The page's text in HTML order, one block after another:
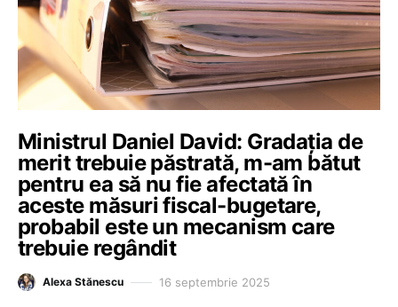
Ministrul Daniel David: Gradația de
merit trebuie păstrată, m-am bătut
pentru ea să nu fie afectată în
aceste măsuri fiscal-bugetare,
probabil este un mecanism care
trebuie regândit
Alexa Stănescu 16 septembrie 2025